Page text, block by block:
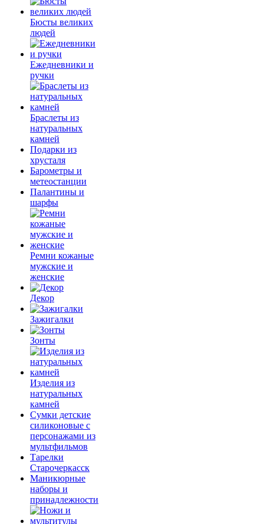
Бюсты великих
людей
Ежедневники и
ручки
Браслеты из
натуральных
камней
Подарки из
хрусталя
Барометры и
метеостанции
Палантины и
шарфы
Ремни кожаные
мужские и
женские
Декор
Зажигалки
Зонты
Изделия из
натуральных
камней
Сумки детские
силиконовые с
персонажами из
мультфильмов
Тарелки
Старочеркасск
Маникюрные
наборы и
принадлежности